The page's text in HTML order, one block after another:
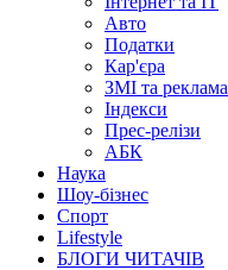
Авто
Податки
Кар'єра
ЗМІ та реклама
Індекси
Прес-релізи
АБК
Наука
Шоу-бізнес
Спорт
Lifestyle
БЛОГИ ЧИТАЧІВ